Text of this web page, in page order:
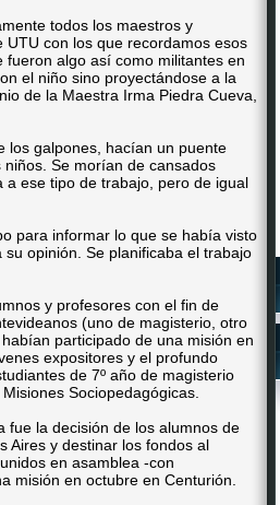
todos los maestros y
con los que recordamos esos
algo así como militantes en
el niño sino proyectándose a la
de la Maestra Irma Piedra Cueva,
los galpones, hacían un puente
Se morían de cansados
ese tipo de trabajo, pero de igual
para informar lo que se había visto
opinión. Se planificaba el trabajo
y profesores con el fin de
(uno de magisterio, otro
participado de una misión en
expositores y el profundo
de 7º año de magisterio
Sociopedagógicas.
fue la decisión de los alumnos de
Aires y destinar los fondos al
en asamblea -con
misión en octubre en Centurión.